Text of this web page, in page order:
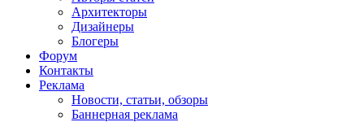
Архитекторы
Дизайнеры
Блогеры
Форум
Контакты
Реклама
Новости, статьи, обзоры
Баннерная реклама